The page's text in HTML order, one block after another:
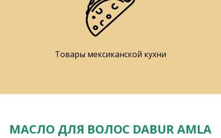
Товары мексиканской кухни
МАСЛО ДЛЯ ВОЛОС DABUR AMLA